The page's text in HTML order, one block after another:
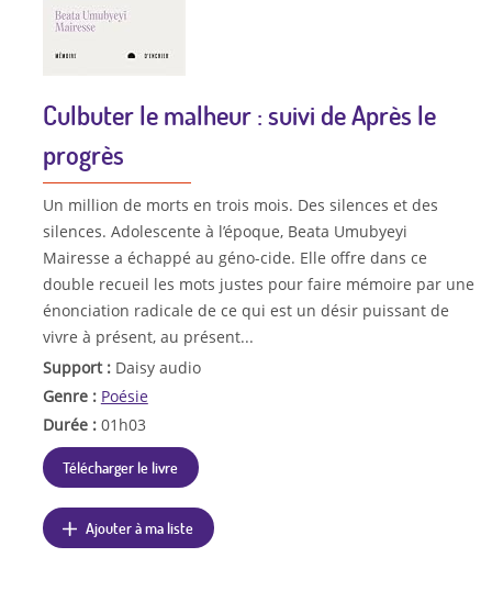
Culbuter le malheur : suivi de Après le
progrès
Un million de morts en trois mois. Des silences et des
silences. Adolescente à l’époque, Beata Umubyeyi
Mairesse a échappé au géno-cide. Elle offre dans ce
double recueil les mots justes pour faire mémoire par une
énonciation radicale de ce qui est un désir puissant de
vivre à présent, au présent...
Support : Daisy audio
Genre : Poésie
Durée : 01h03
Télécharger le livre
Ajouter à ma liste